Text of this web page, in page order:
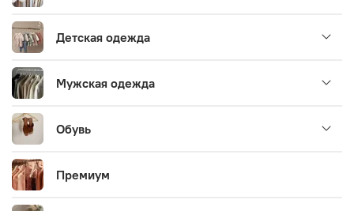
Детская одежда
Мужская одежда
Обувь
Премиум